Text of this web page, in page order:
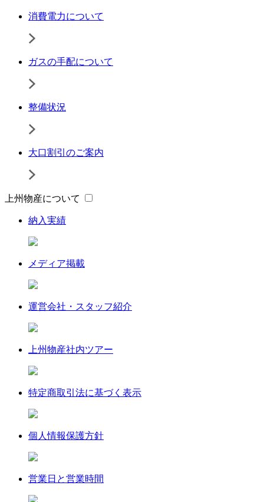
消費電力について
ガスの手配について
整備状況
大口割引のご案内
上州物産について
納入実績
メディア掲載
運営会社・スタッフ紹介
上州物産社内ツアー
特定商取引法に基づく表示
個人情報保護方針
営業日と営業時間